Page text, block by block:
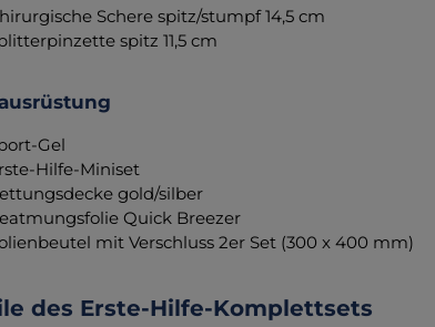
Schere spitz/stumpf 14,5 cm
spitz 11,5 cm
Gel
Hilfe-Miniset
gold/silber
Quick Breezer
mit Verschluss 2er Set (300 x 400 mm)
des Erste-Hilfe-Komplettsets